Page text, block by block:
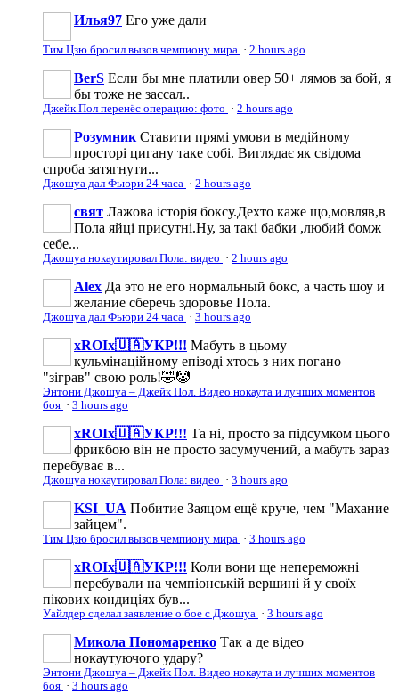
Илья97 Его уже дали
Тим Цзю бросил вызов чемпиону мира · 2 hours ago
BerS Если бы мне платили овер 50+ лямов за бой, я
бы тоже не зассал..
Джейк Пол перенёс операцию: фото · 2 hours ago
Розумник Ставити прямі умови в медійному
просторі цигану таке собі. Виглядає як свідома
спроба затягнути...
Джошуа дал Фьюри 24 часа · 2 hours ago
свят Лажова історія боксу.Дехто каже що,мовляв,в
Пола яйці присутні.Ну, за такі бабки ,любий бомж
себе...
Джошуа нокаутировал Пола: видео · 2 hours ago
Аlеx Да это не его нормальный бокс, а часть шоу и
желание сберечь здоровье Пола.
Джошуа дал Фьюри 24 часа · 3 hours ago
xROIx🇺🇦УКР!!! Мабуть в цьому
кульмінаційному епізоді хтось з них погано
"зіграв" свою роль!🤣🤡
Энтони Джошуа – Джейк Пол. Видео нокаута и лучших моментов
боя · 3 hours ago
xROIx🇺🇦УКР!!! Та ні, просто за підсумком цього
фрикбою він не просто засумучений, а мабуть зараз
перебуває в...
Джошуа нокаутировал Пола: видео · 3 hours ago
KSI_UA Побитие Заяцом ещё круче, чем "Махание
зайцем".
Тим Цзю бросил вызов чемпиону мира · 3 hours ago
xROIx🇺🇦УКР!!! Коли вони ще непереможні
перебували на чемпіонській вершині й у своїх
пікових кондиціях був...
Уайлдер сделал заявление о бое с Джошуа · 3 hours ago
Микола Пономаренко Так а де відео
нокаутуючого удару?
Энтони Джошуа – Джейк Пол. Видео нокаута и лучших моментов
боя · 3 hours ago